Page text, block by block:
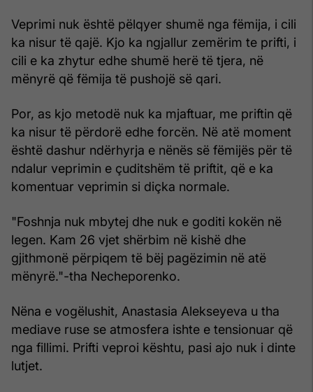
Veprimi nuk është pëlqyer shumë nga fëmija, i cili
ka nisur të qajë. Kjo ka ngjallur zemërim te prifti, i
cili e ka zhytur edhe shumë herë të tjera, në
mënyrë që fëmija të pushojë së qari.
Por, as kjo metodë nuk ka mjaftuar, me priftin që
ka nisur të përdorë edhe forcën. Në atë moment
është dashur ndërhyrja e nënës së fëmijës për të
ndalur veprimin e çuditshëm të priftit, që e ka
komentuar veprimin si diçka normale.
"Foshnja nuk mbytej dhe nuk e goditi kokën në
legen. Kam 26 vjet shërbim në kishë dhe
gjithmonë përpiqem të bëj pagëzimin në atë
mënyrë."-tha Necheporenko.
Nëna e vogëlushit, Anastasia Alekseyeva u tha
mediave ruse se atmosfera ishte e tensionuar që
nga fillimi. Prifti veproi kështu, pasi ajo nuk i dinte
lutjet.